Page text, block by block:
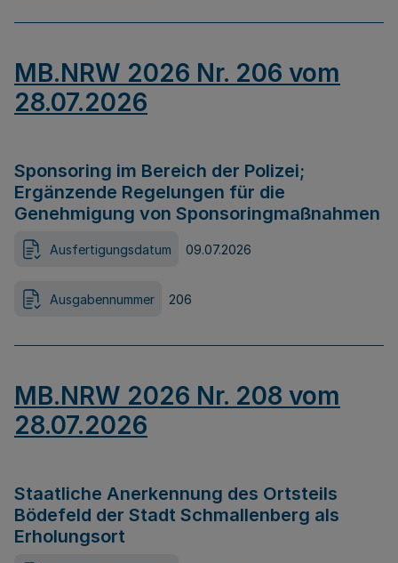
MB.NRW 2026 Nr. 206 vom
28.07.2026
Sponsoring im Bereich der Polizei;
Ergänzende Regelungen für die
Genehmigung von Sponsoringmaßnahmen
Ausfertigungsdatum 09.07.2026
Ausgabennummer 206
MB.NRW 2026 Nr. 208 vom
28.07.2026
Staatliche Anerkennung des Ortsteils
Bödefeld der Stadt Schmallenberg als
Erholungsort